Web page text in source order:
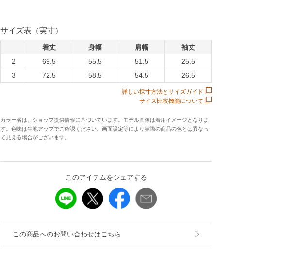
サイズ表（実寸）
着丈 身幅 肩幅
袖丈
2
69.5 55.5 51.5
25.5
3
72.5 58.5 54.5 26.5
詳しい採寸方法とサイズガイド
サイズ比較機能について
カラー名は、ショップ提供情報に基づいています。モデル画像は着用イメージとなりま
す。色味は生地アップでご確認ください。画面設定等により実際の商品の色とは異なっ
て見える場合がございます。
このアイテムをシェアする
この商品へのお問い合わせはこちら